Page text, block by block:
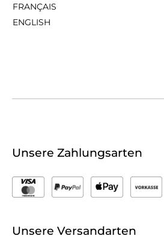
FRANÇAIS
ENGLISH
Unsere Zahlungsarten
Unsere Versandarten